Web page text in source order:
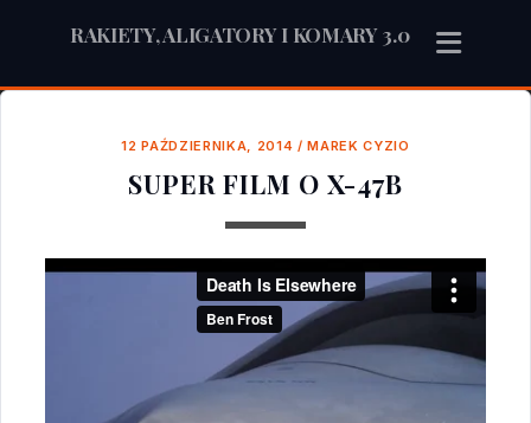
RAKIETY, ALIGATORY I KOMARY 3.0
12 PAŹDZIERNIKA, 2014 /MAREK CYZIO
SUPER FILM O X-47B